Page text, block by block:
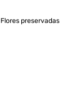
Flores preservadas